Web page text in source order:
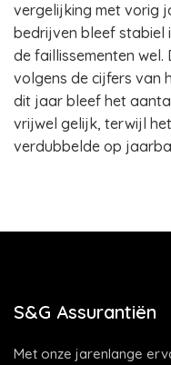
vergelijking met vorig
bedrijven bleef stabiel
de faillissementen
volgens de cijfers van
dit jaar bleef het
vrijwel gelijk, terwijl
verdubbelde op
S&G Assurantiën
Met onze jarenlange